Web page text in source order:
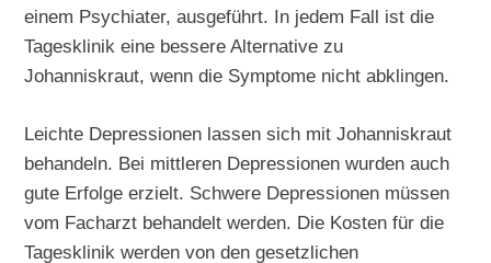
einem Psychiater, ausgeführt. In jedem Fall ist die
Tagesklinik eine bessere Alternative zu
Johanniskraut, wenn die Symptome nicht abklingen.
Leichte Depressionen lassen sich mit Johanniskraut
behandeln. Bei mittleren Depressionen wurden auch
gute Erfolge erzielt. Schwere Depressionen müssen
vom Facharzt behandelt werden. Die Kosten für die
Tagesklinik werden von den gesetzlichen